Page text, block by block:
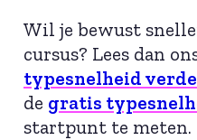
Wil je bewust
cursus? Lees dan
typesnelheid
de gratis
startpunt te meten.